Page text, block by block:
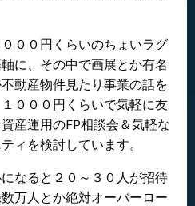
００円くらいのちょいラグ
に、その中で画展とか有名
動産物件見たり事業の話を
０００円くらいで気軽に友
産運用のFP相談会＆気軽な
ィを検討しています。
なると２０～３０人が招待
万人とか絶対オーバーロー